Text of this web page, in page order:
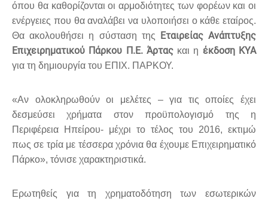
όπου θα καθορίζονται οι αρμοδιότητες των φορέων και οι
ενέργειες που θα αναλάβει να υλοποιήσει ο κάθε εταίρος.
Θα ακολουθήσει η σύσταση της Εταιρείας Ανάπτυξης
Επιχειρηματικού Πάρκου Π.Ε. Άρτας και η έκδοση ΚΥΑ
για τη δημιουργία του ΕΠΙΧ. ΠΑΡΚΟΥ.
«Αν ολοκληρωθούν οι μελέτες – για τις οποίες έχει
δεσμεύσει χρήματα στον προϋπολογισμό της η
Περιφέρεια Ηπείρου- μέχρι το τέλος του 2016, εκτιμώ
πως σε τρία με τέσσερα χρόνια θα έχουμε Επιχειρηματικό
Πάρκο», τόνισε χαρακτηριστικά.
Ερωτηθείς για τη χρηματοδότηση των εσωτερικών